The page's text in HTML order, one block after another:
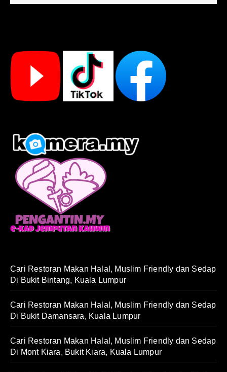
Cari Restoran Makan Halal, Muslim Friendly dan Sedap
Di Bukit Bintang, Kuala Lumpur
Cari Restoran Makan Halal, Muslim Friendly dan Sedap
Di Bukit Damansara, Kuala Lumpur
Cari Restoran Makan Halal, Muslim Friendly dan Sedap
Di Mont Kiara, Bukit Kiara, Kuala Lumpur